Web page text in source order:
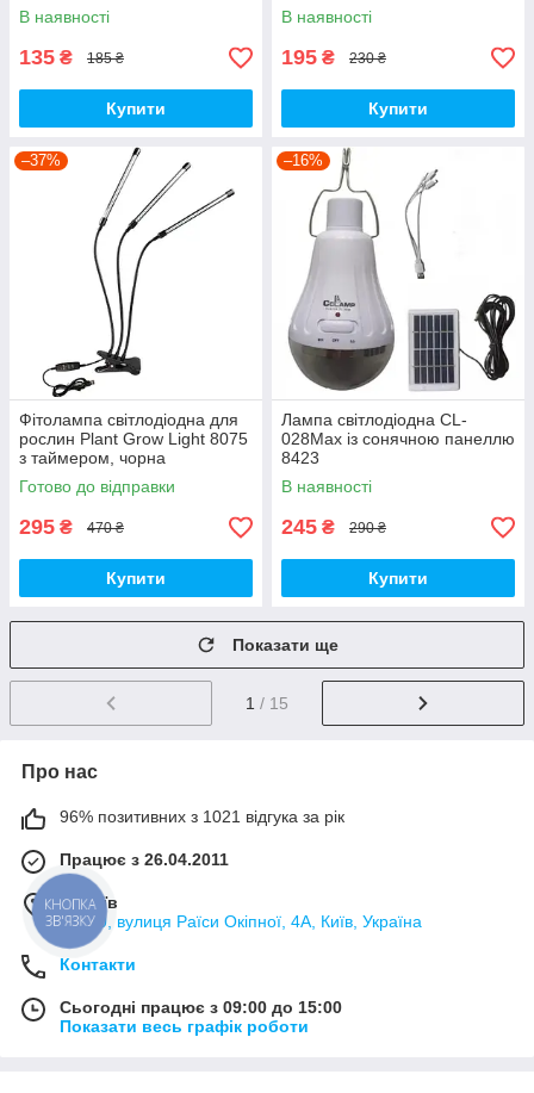
В наявності
135 ₴ 185 ₴
Купити
В наявності
195 ₴ 230 ₴
Купити
–37%
Фітолампа світлодіодна для
рослин Plant Grow Light 8075
з таймером, чорна
Готово до відправки
295 ₴ 470 ₴
Купити
–16%
Лампа світлодіодна CL-
028Max із сонячною панеллю
8423
В наявності
245 ₴ 290 ₴
Купити
Показати ще
1 / 15
Про нас
96% позитивних з 1021 відгука за рік
Працює з 26.04.2011
м. Київ
02000, вулиця Раїси Окіпної, 4А, Київ, Україна
Контакти
Сьогодні працює з 09:00 до 15:00
Показати весь графік роботи
КНОПКА
ЗВ'ЯЗКУ